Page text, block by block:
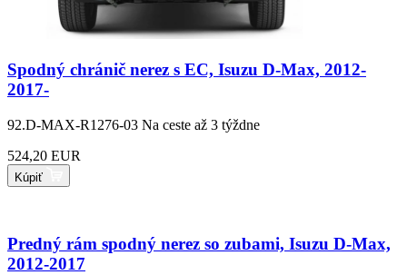
Spodný chránič nerez s EC, Isuzu D-Max, 2012-
2017-
92.D-MAX-R1276-03 Na ceste až 3 týždne
524,20 EUR
Kúpiť
Predný rám spodný nerez so zubami, Isuzu D-Max,
2012-2017